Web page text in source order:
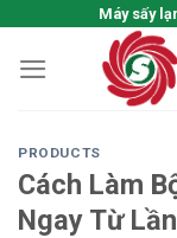
content
Máy sấy
PRODUCTS
Cách Làm
Ngay Từ